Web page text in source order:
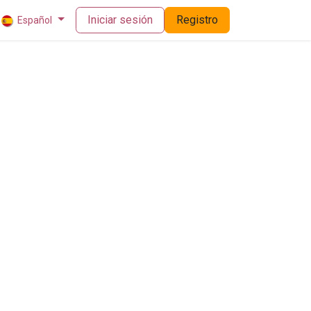
Español Iniciar sesión Registro